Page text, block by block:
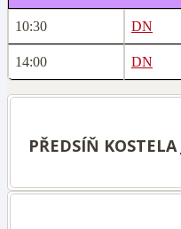
10:30 DN
14:00 DN
PŘEDSÍŇ